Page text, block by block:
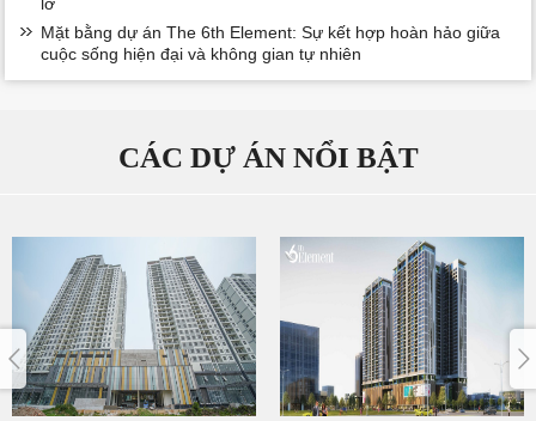
Mặt bằng dự án The 6th Element: Sự kết hợp hoàn hảo giữa
cuộc sống hiện đại và không gian tự nhiên
CÁC DỰ ÁN NỔI BẬT